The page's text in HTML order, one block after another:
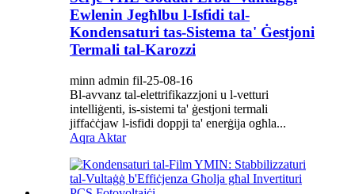
Ewlenin Jegħlbu l-Isfidi tal-
Kondensaturi tas-Sistema ta' Ġestjoni
Termali tal-Karozzi
minn admin fil-25-08-16
Bl-avvanz tal-elettrifikazzjoni u l-vetturi
intelliġenti, is-sistemi ta' ġestjoni termali
jiffaċċjaw l-isfidi doppji ta' enerġija ogħla...
Aqra Aktar